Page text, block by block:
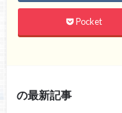
Pocket
の最新記事